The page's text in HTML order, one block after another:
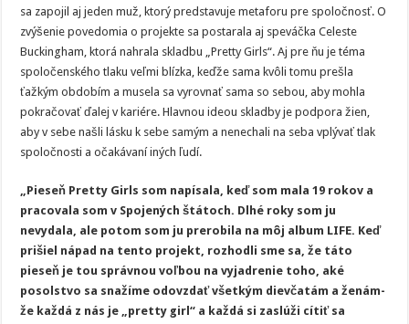
sa zapojil aj jeden muž, ktorý predstavuje metaforu pre spoločnosť. O
zvýšenie povedomia o projekte sa postarala aj speváčka Celeste
Buckingham, ktorá nahrala skladbu „Pretty Girls“. Aj pre ňu je téma
spoločenského tlaku veľmi blízka, keďže sama kvôli tomu prešla
ťažkým obdobím a musela sa vyrovnať sama so sebou, aby mohla
pokračovať ďalej v kariére. Hlavnou ideou skladby je podpora žien,
aby v sebe našli lásku k sebe samým a nenechali na seba vplývať tlak
spoločnosti a očakávaní iných ľudí.
„Pieseň Pretty Girls som napísala, keď som mala 19 rokov a
pracovala som v Spojených štátoch. Dlhé roky som ju
nevydala, ale potom som ju prerobila na môj album LIFE. Keď
prišiel nápad na tento projekt, rozhodli sme sa, že táto
pieseň je tou správnou voľbou na vyjadrenie toho, aké
posolstvo sa snažíme odovzdať všetkým dievčatám a ženám-
že každá z nás je „pretty girl“ a každá si zaslúži cítiť sa